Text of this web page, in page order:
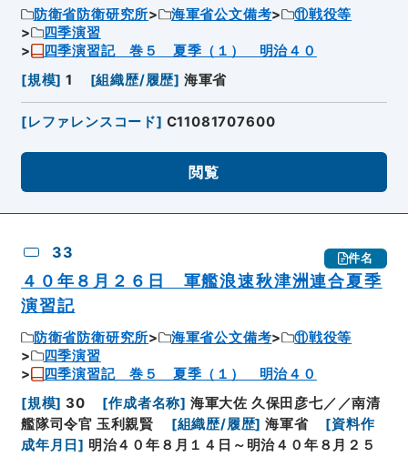
防衛省防衛研究所 海軍省公文備考
⑪戦役等
四季演習
四季演習記 巻５ 夏季（１） 明治４０
[規模] 1 [組織歴/履歴] 海軍省
[レファレンスコード] C11081707600
閲覧
33 件名
４０年８月２６日 軍艦浪速秋津洲連合夏季
演習記
防衛省防衛研究所 海軍省公文備考
⑪戦役等
四季演習
四季演習記 巻５ 夏季（１） 明治４０
[規模] 30 [作成者名称] 海軍大佐 久保田彦七／／南清
艦隊司令官 玉利親賢
[組織歴/履歴] 海軍省 [資料作
成年月日] 明治４０年８月１４日～明治４０年８月２５